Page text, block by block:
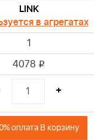
LINK
в агрегатах
1
4078 i
+
оплата В корзину